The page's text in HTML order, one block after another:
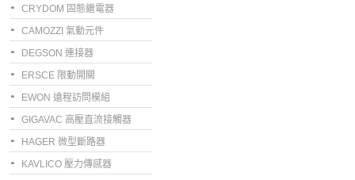
CRYDOM 固態繼電器
CAMOZZI 氣動元件
DEGSON 連接器
ERSCE 限動開關
EWON 遠程訪問模組
GIGAVAC 高壓直流接觸器
HAGER 微型斷路器
KAVLICO 壓力傳感器